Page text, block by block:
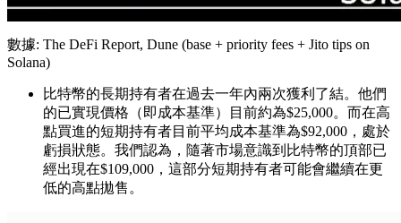
數據: The DeFi Report, Dune (base + priority fees + Jito tips on
Solana)
比特幣的長期持有者在過去一年內兩次獲利了結。他們
的已實現價格（即成本基準）目前約為$25,000。而在高
點買進的短期持有者目前平均成本基準為$92,000，處於
虧損狀態。我們認為，隨著市場意識到比特幣的頂部已
經出現在$109,000，這部分短期持有者可能會繼續在更
低的高點拋售。